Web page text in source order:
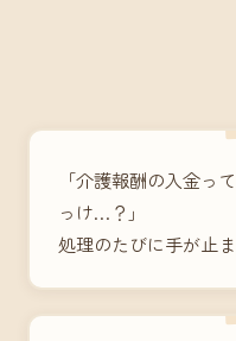
「介護報酬の入金っ
っけ…？」
処理のたびに手が止